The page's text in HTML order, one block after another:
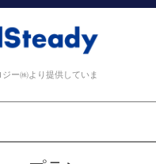
ー㈱より提供していま